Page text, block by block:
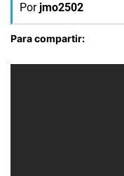
Por jmo2502
Para compartir: